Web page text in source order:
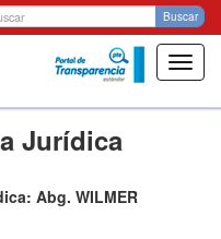
Buscar
Jurídica
Abg. WILMER